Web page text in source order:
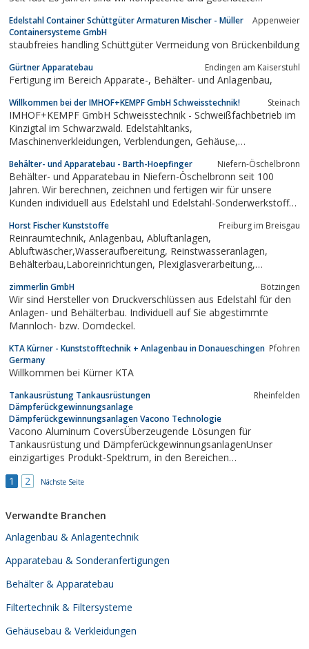
profitieren von unserem Know-how und unserer Erfahrung bei
mobilen Raumlösungen fürs Büro sowie...
Edelstahl Container Schüttgüter Armaturen Mischer - Müller
Containersysteme GmbH
Appenweier
staubfreies handling Schüttgüter Vermeidung von Brückenbildung
Gürtner Apparatebau Endingen am Kaiserstuhl
Fertigung im Bereich Apparate-, Behälter- und Anlagenbau,
Willkommen bei der IMHOF+KEMPF GmbH Schweisstechnik! Steinach
IMHOF+KEMPF GmbH Schweisstechnik - Schweißfachbetrieb im
Kinzigtal im Schwarzwald. Edelstahltanks,
Maschinenverkleidungen, Verblendungen, Gehäuse,
Behälter- und Apparatebau - Barth-Hoepfinger Niefern-Öschelbronn
Behälter- und Apparatebau in Niefern-Öschelbronn seit 100
Jahren. Wir berechnen, zeichnen und fertigen wir für unsere
Kunden individuell aus Edelstahl und Edelstahl-Sonderwerkstoffen
Horst Fischer Kunststoffe Freiburg im Breisgau
Reinraumtechnik, Anlagenbau, Abluftanlagen,
Abluftwäscher,Wasseraufbereitung, Reinstwasseranlagen,
Behälterbau,Laboreinrichtungen, Plexiglasverarbeitung,
Ver.-entsorgung, Rohrformteile , PE, PP, PVDF, PP`s , über 50
Jahre Kompetenz in der...
zimmerlin GmbH Bötzingen
Wir sind Hersteller von Druckverschlüssen aus Edelstahl für den
Anlagen- und Behälterbau. Individuell auf Sie abgestimmte
Mannloch- bzw. Domdeckel.
KTA Kürner - Kunststofftechnik + Anlagenbau in Donaueschingen
Germany
Pfohren
Willkommen bei Kürner KTA
Tankausrüstung Tankausrüstungen
Dämpferückgewinnungsanlage
Dämpferückgewinnungsanlagen Vacono Technologie
Rheinfelden
Vacono Aluminum CoversÜberzeugende Lösungen für
Tankausrüstung und DämpferückgewinnungsanlagenUnser
einzigartiges Produkt-Spektrum, in den Bereichen
optimale Lösungen weltweit.
1 2 Nächste Seite
Verwandte Branchen
Anlagenbau & Anlagentechnik
Apparatebau & Sonderanfertigungen
Behälter & Apparatebau
Filtertechnik & Filtersysteme
Gehäusebau & Verkleidungen